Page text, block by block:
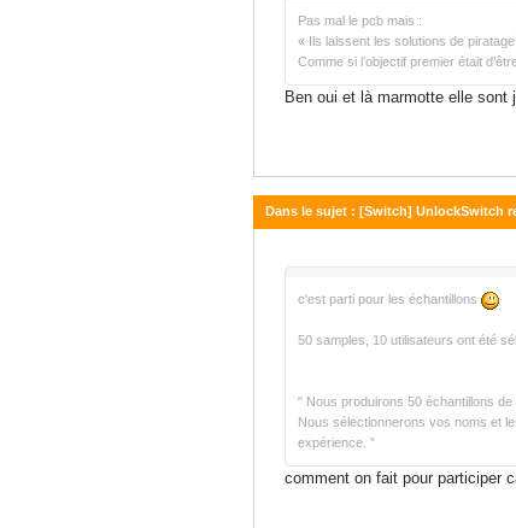
Pas mal le pcb mais :
« Ils laissent les solutions de
Comme si l’objectif premier était
Ben oui et là marmotte elle sont
Dans le sujet : [Switch] UnlockSwitch
c'est parti pour les échantillons
50 samples, 10 utilisateurs ont été
" Nous produirons 50 échantillons
Nous sélectionnerons vos noms et
expérience. "
comment on fait pour participer